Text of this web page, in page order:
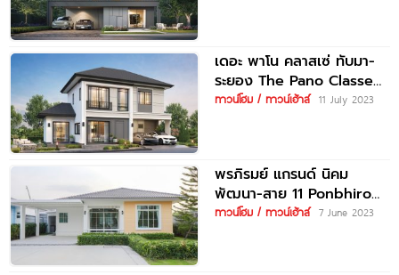
เดอะ พาโน คลาสเซ่ ทับมา-
ระยอง The Pano Classe
Thapma-Rayong ราคาเริ่ม
ทาวน์โฮม / ทาวน์เฮ้าส์ 11 July 2023
พรภิรมย์ แกรนด์ นิคม
พัฒนา-สาย 11 Ponbhirom
Grand Nikom Pattana-Sai
ทาวน์โฮม / ทาวน์เฮ้าส์ 7 June 2023